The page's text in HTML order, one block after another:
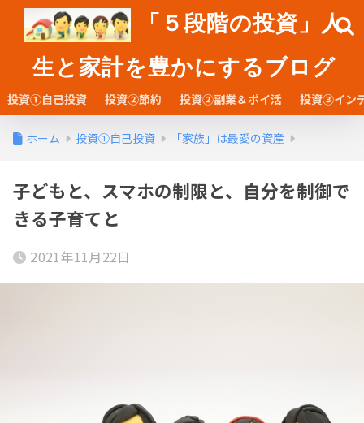
「５段階の投資」人
生と家計を豊かにするブログ
投資①自己投資 投資②節約 投資②副業＆ポイ活 投資③イン
ホーム 投資①自己投資 「家族」は最愛の資産
子どもと、スマホの制限と、自分を制御で
きる子育てと
2021年11月22日